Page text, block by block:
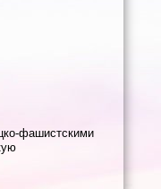
фашистскими